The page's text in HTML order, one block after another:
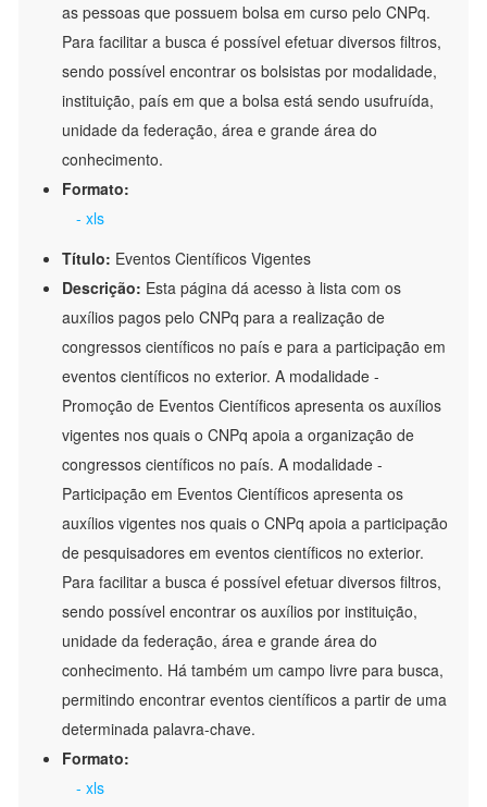
as pessoas que possuem bolsa em curso pelo CNPq.
Para facilitar a busca é possível efetuar diversos filtros,
sendo possível encontrar os bolsistas por modalidade,
instituição, país em que a bolsa está sendo usufruída,
unidade da federação, área e grande área do
conhecimento.
Formato:
- xls
Título: Eventos Científicos Vigentes
Descrição: Esta página dá acesso à lista com os
auxílios pagos pelo CNPq para a realização de
congressos científicos no país e para a participação em
eventos científicos no exterior. A modalidade -
Promoção de Eventos Científicos apresenta os auxílios
vigentes nos quais o CNPq apoia a organização de
congressos científicos no país. A modalidade -
Participação em Eventos Científicos apresenta os
auxílios vigentes nos quais o CNPq apoia a participação
de pesquisadores em eventos científicos no exterior.
Para facilitar a busca é possível efetuar diversos filtros,
sendo possível encontrar os auxílios por instituição,
unidade da federação, área e grande área do
conhecimento. Há também um campo livre para busca,
permitindo encontrar eventos científicos a partir de uma
determinada palavra-chave.
Formato:
- xls